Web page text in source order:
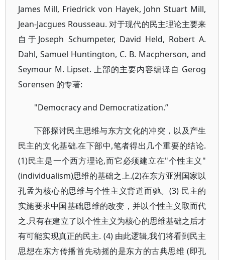
James Mill, Friedrick von Hayek, John Stuart Mill,
Jean-Jacgues Rousseau. 对于现代的民主理论主要来
自于Joseph Schumpeter, David Held, Robert A.
Dahl, Samuel Huntington, C. B. Macpherson, and
Seymour M. Lipset. 上部的主要内容编译自 Gerog
Sorensen 的专著:
"Democracy and Democratization.”
下部探讨民主思维与东方文化的冲突，以及产生
民主的文化基础.在下部中,笔者得出几个重要的结论.
(1)民主是一个西方理论,而它必须建立在"个性主义"
(individualism)思维的基础之上.(2)在东方亚洲国家以
孔孟为核心的思维与个性主义背道而驰。(3) 民主的
实施要求中国基础思维的改变，并以个性主义取而代
之.只有在建立了以个性主义为核心的思维基础之后才
有可能实现真正的民主. (4) 由此逻辑,我们将看到民主
思想在东方传播首先动摇的是东方的古典思维 (即孔